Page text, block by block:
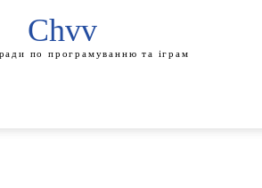
Chvv
по програмуванню та іграм